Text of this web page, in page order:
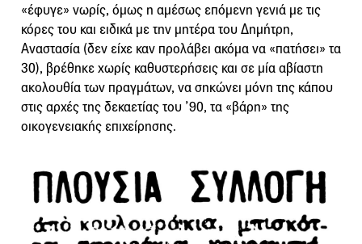
«έφυγε» νωρίς, όμως η αμέσως επόμενη γενιά με τις
κόρες του και ειδικά με την μητέρα του Δημήτρη,
Αναστασία (δεν είχε καν προλάβει ακόμα να «πατήσει» τα
30), βρέθηκε χωρίς καθυστερήσεις και σε μία αβίαστη
ακολουθία των πραγμάτων, να σηκώνει μόνη της κάπου
στις αρχές της δεκαετίας του ’90, τα «βάρη» της
οικογενειακής επιχείρησης.